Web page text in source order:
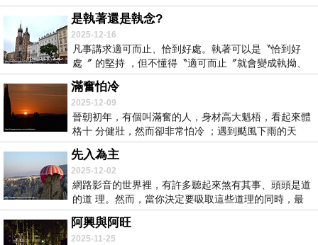
是執著還是執念?
2025-12-16
凡事講求適可而止、恰到好處。執著可以是〝恰到好
處〞 的堅持 ，但不懂得〝適可而止〞就會變成執拗、
成...
滿奮怕冷
2025-12-09
晉朝初年，有個叫滿奮的人，身材高大魁梧，看起來體
格十 分健壯，然而卻非常怕冷 ；遇到颳風下雨的天
氣...
先入為主
2025-12-02
網路影音的世界裡，有許多聽起來煞有其事、頭頭是道
的道 理。然而，當你決定要吸取這些道理的同時，最
好...
阿興與阿旺
2025-11-25